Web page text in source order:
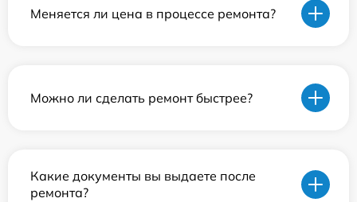
Меняется ли цена в процессе ремонта?
Можно ли сделать ремонт быстрее?
Какие документы вы выдаете после
ремонта?